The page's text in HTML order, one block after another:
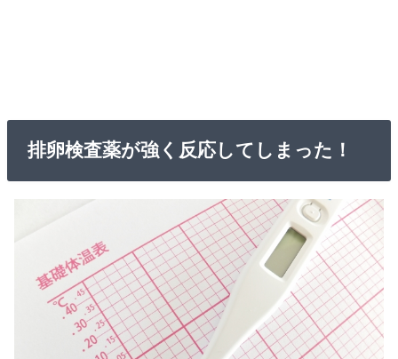
排卵検査薬が強く反応してしまった！